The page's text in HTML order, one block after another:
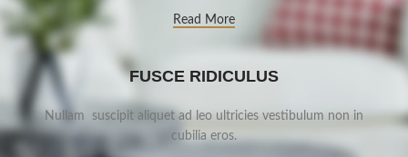
Read More
FUSCE RIDICULUS
Nullam suscipit aliquet ad leo ultricies vestibulum non in
cubilia eros.